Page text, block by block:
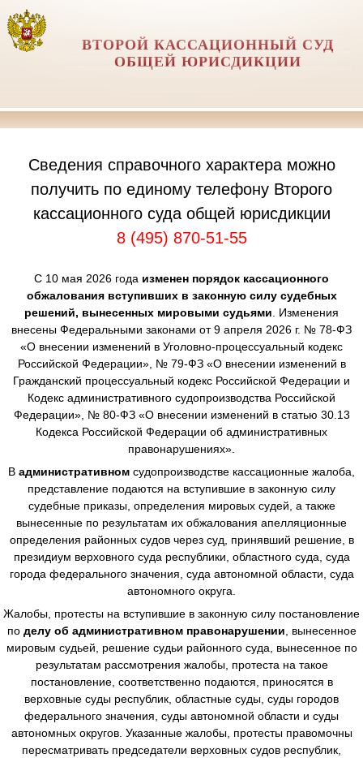
ВТОРОЙ КАССАЦИОННЫЙ СУД
ОБЩЕЙ ЮРИСДИКЦИИ
Сведения справочного характера можно
получить по единому телефону Второго
кассационного суда общей юрисдикции
8 (495) 870-51-55
С 10 мая 2026 года изменен порядок кассационного
обжалования вступивших в законную силу судебных
решений, вынесенных мировыми судьями . Изменения
внесены Федеральными законами от 9 апреля 2026 г. № 78-ФЗ
«О внесении изменений в Уголовно-процессуальный кодекс
Российской Федерации», № 79-ФЗ «О внесении изменений в
Гражданский процессуальный кодекс Российской Федерации и
Кодекс административного судопроизводства Российской
Федерации», № 80-ФЗ «О внесении изменений в статью 30.13
Кодекса Российской Федерации об административных
правонарушениях».
В административном судопроизводстве кассационные жалоба,
представление подаются на вступившие в законную силу
судебные приказы, определения мировых судей, а также
вынесенные по результатам их обжалования апелляционные
определения районных судов через суд, принявший решение, в
президиум верховного суда республики, областного суда, суда
города федерального значения, суда автономной области, суда
автономного округа.
Жалобы, протесты на вступившие в законную силу постановление
по делу об административном правонарушении , вынесенное
мировым судьей, решение судьи районного суда, вынесенное по
результатам рассмотрения жалобы, протеста на такое
постановление, соответственно подаются, приносятся в
верховные суды республик, областные суды, суды городов
федерального значения, суды автономной области и суды
автономных округов. Указанные жалобы, протесты правомочны
пересматривать председатели верховных судов республик,